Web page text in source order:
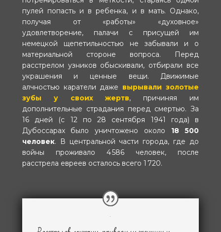
пулей попасть и в ребенка, и в мать. Однако,
получая от «работы» «духовное»
удовлетворение, палачи с присущей им
немецкой щепетильностью не забывали и о
материальной стороне вопроса. Перед
расстрелом узников обыскивали, отбирали все
украшения и ценные вещи. Движимые
алчностью каратели даже вырывали золотые
зубы у своих жертв, причиняя им
дополнительные страдания перед смертью. За
16 дней (с 12 по 28 сентября 1941 года) в
Дубоссарах было уничтожено около 18 500
человек. В центральной части города, где до
войны проживало 4 586 человек, после
расстрела евреев осталось всего 1 720.